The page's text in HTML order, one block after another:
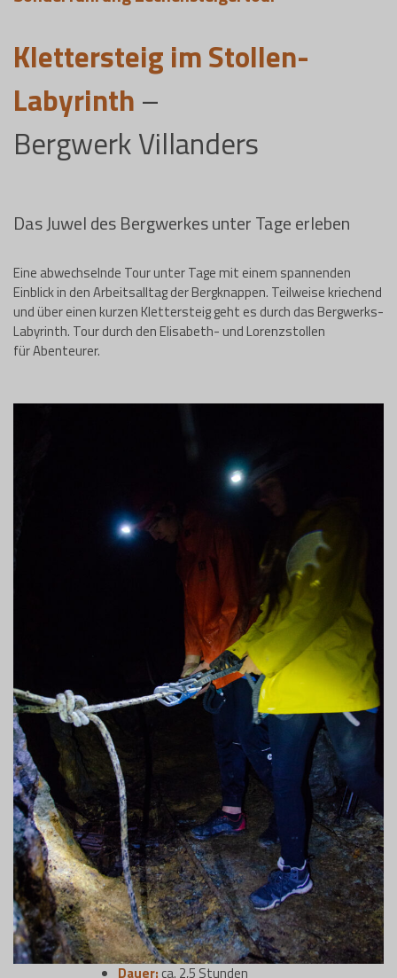
Klettersteig im Stollen-
Labyrinth –
Bergwerk Villanders
Das Juwel des Bergwerkes unter Tage erleben
Eine abwechselnde Tour unter Tage mit einem spannenden
Einblick in den Arbeitsalltag der Bergknappen. Teilweise kriechend
und über einen kurzen Klettersteig geht es durch das Bergwerks-
Labyrinth. Tour durch den Elisabeth- und Lorenzstollen
für Abenteurer.
Dauer: ca. 2,5 Stunden